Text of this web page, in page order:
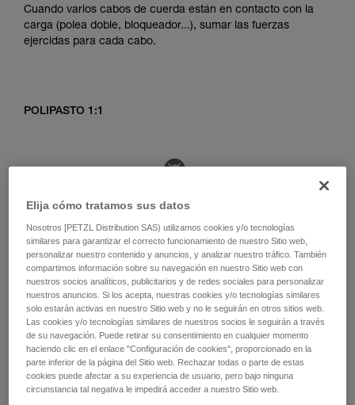
Cuando varios cabos de cuerda están en contacto con la
carga (polea doble, bloqueador...), sumar las fuerzas
ejercidas para cada cabo.
POLIPASTO 1:1
Elija cómo tratamos sus datos
Nosotros [PETZL Distribution SAS) utilizamos cookies y/o tecnologías
similares para garantizar el correcto funcionamiento de nuestro Sitio web,
personalizar nuestro contenido y anuncios, y analizar nuestro tráfico. También
compartimos información sobre su navegación en nuestro Sitio web con
nuestros socios analíticos, publicitarios y de redes sociales para personalizar
nuestros anuncios. Si los acepta, nuestras cookies y/o tecnologías similares
solo estarán activas en nuestro Sitio web y no le seguirán en otros sitios web.
Las cookies y/o tecnologías similares de nuestros socios le seguirán a través
de su navegación. Puede retirar su consentimiento en cualquier momento
haciendo clic en el enlace "Configuración de cookies", proporcionado en la
parte inferior de la página del Sitio web. Rechazar todas o parte de estas
cookies puede afectar a su experiencia de usuario, pero bajo ninguna
circunstancia tal negativa le impedirá acceder a nuestro Sitio web.